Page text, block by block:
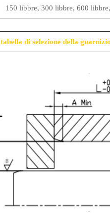
150 libbre, 300 libbre, 600
tabella di selezione della